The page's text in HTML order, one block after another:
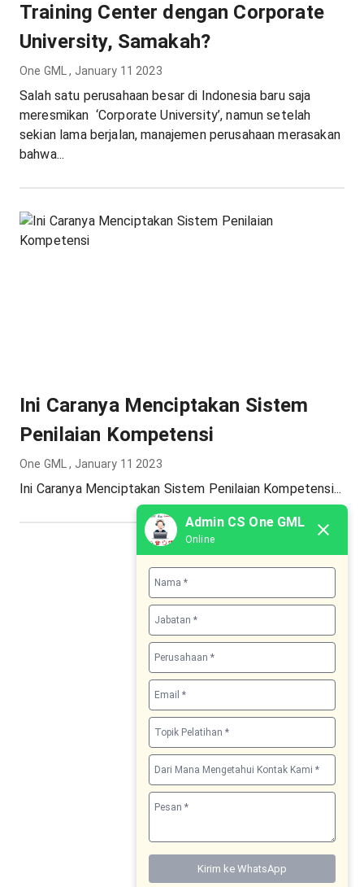
Training Center dengan Corporate
University, Samakah?
One GML, January 11 2023
Salah satu perusahaan besar di Indonesia baru saja
meresmikan ‘Corporate University’, namun setelah
sekian lama berjalan, manajemen perusahaan merasakan
bahwa...
Ini Caranya Menciptakan Sistem
Penilaian Kompetensi
One GML, January 11 2023
Ini Caranya Menciptakan Sistem Penilaian Kompetensi...
Admin CS One GML
Online
Kirim ke WhatsApp